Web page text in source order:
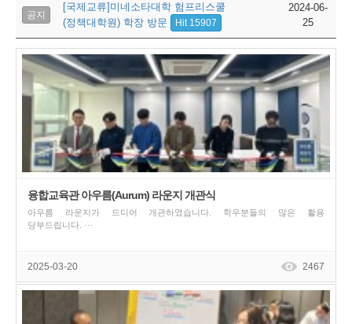
공지
[국제교류]미네소타대학 험프리스쿨
(정책대학원) 학장 방문
Hit 15907
2024-06-
25
융합교육관 아우름(Aurum) 라운지 개관식
아우름 라운지가 드디어 개관하였습니다. 학우분들의 많은 활용
당부드립니다. ···
2025-03-20 2467